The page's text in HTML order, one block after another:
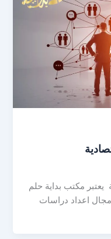
مكتب بداية حلم
اعداد دراسات